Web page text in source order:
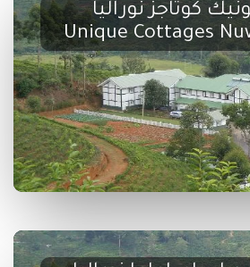
كوتاجز نوراليا
Unique Cottages